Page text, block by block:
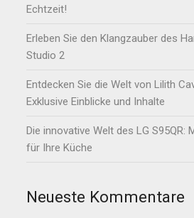
Echtzeit!
Erleben Sie den Klangzauber des
Studio 2
Entdecken Sie die Welt von Lilith
Exklusive Einblicke und Inhalte
Die innovative Welt des LG S95QR:
für Ihre Küche
Neueste Kommentare